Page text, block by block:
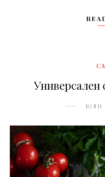
Универсален
ЮЛИ